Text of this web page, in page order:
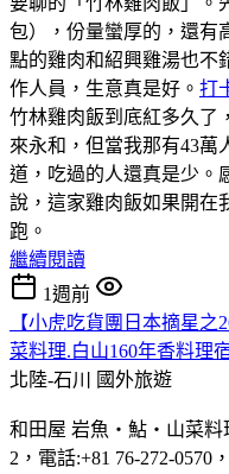
包），份量蠻厚的，還有
點的雞肉和紹興雞湯也不
作人員，生意真是好。 打
竹林雞肉飯到底紅多久了
來永和，但當我那有43萬
道，吃過的人還真是少。
說，這家雞肉飯如果開在
跑。
繼續閱讀
1週前
【小虎吃貨團日本摘星
菜料理.白山160年香料理
北陸-石川
國外旅遊
和田屋 岩魚・鮎・山菜料
2，電話:+81 76-272-0570